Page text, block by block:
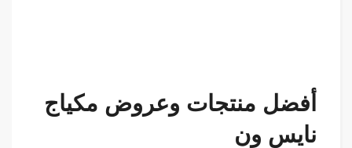
أفضل منتجات وعروض مكياج
نايس ون